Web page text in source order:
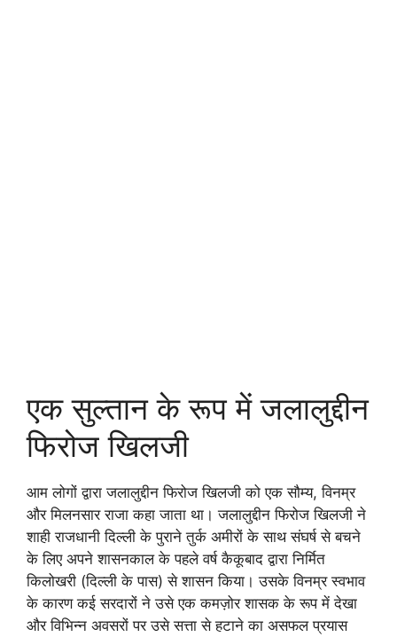
एक सुल्तान के रूप में जलालुद्दीन
फिरोज खिलजी
आम लोगों द्वारा जलालुद्दीन फिरोज खिलजी को एक सौम्य, विनम्र
और मिलनसार राजा कहा जाता था। जलालुद्दीन फिरोज खिलजी ने
शाही राजधानी दिल्ली के पुराने तुर्क अमीरों के साथ संघर्ष से बचने
के लिए अपने शासनकाल के पहले वर्ष कैकूबाद द्वारा निर्मित
किलोखरी (दिल्ली के पास) से शासन किया। उसके विनम्र स्वभाव
के कारण कई सरदारों ने उसे एक कमज़ोर शासक के रूप में देखा
और विभिन्न अवसरों पर उसे सत्ता से हटाने का असफल प्रयास